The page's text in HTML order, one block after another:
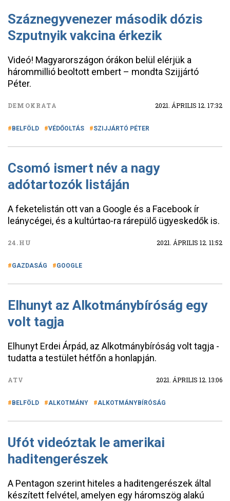
Száznegyvenezer második dózis
Szputnyik vakcina érkezik
Videó! Magyarországon órákon belül elérjük a
hárommillió beoltott embert – mondta Szijjártó
Péter.
DEMOKRATA 2021. ÁPRILIS 12. 17:32
BELFÖLD VÉDŐOLTÁS SZIJJÁRTÓ PÉTER
Csomó ismert név a nagy
adótartozók listáján
A feketelistán ott van a Google és a Facebook ír
leánycégei, és a kultúrtao-ra rárepülő ügyeskedők is.
24.HU 2021. ÁPRILIS 12. 11:52
GAZDASÁG GOOGLE
Elhunyt az Alkotmánybíróság egy
volt tagja
Elhunyt Erdei Árpád, az Alkotmánybíróság volt tagja -
tudatta a testület hétfőn a honlapján.
ATV 2021. ÁPRILIS 12. 13:06
BELFÖLD ALKOTMÁNY ALKOTMÁNYBÍRÓSÁG
Ufót videóztak le amerikai
haditengerészek
A Pentagon szerint hiteles a haditengerészek által
készített felvétel, amelyen egy háromszög alakú